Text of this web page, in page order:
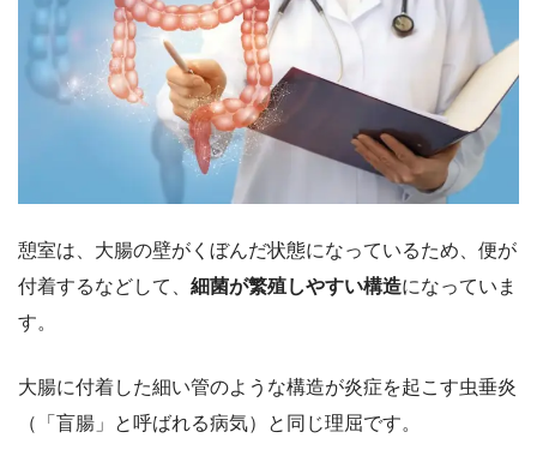
憩室は、大腸の壁がくぼんだ状態になっているため、便が
付着するなどして、 細菌が繁殖しやすい構造になっていま
す。
大腸に付着した細い管のような構造が炎症を起こす虫垂炎
（「盲腸」と呼ばれる病気）と同じ理屈です。